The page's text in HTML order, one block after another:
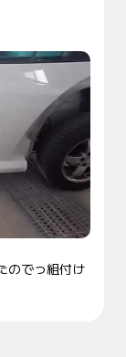
のでっ組付け